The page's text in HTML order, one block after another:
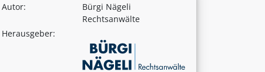
Autor:
Bürgi Nägeli
Rechtsanwälte
Herausgeber: